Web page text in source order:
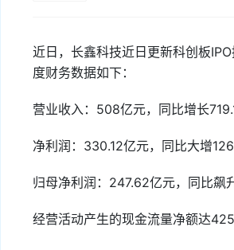
近日，长鑫科技近日更新科创板
度财务数据如下：
营业收入：508亿元，同比增长
净利润：330.12亿元，同比大增
归母净利润：247.62亿元，同比飙
经营活动产生的现金流量净额达